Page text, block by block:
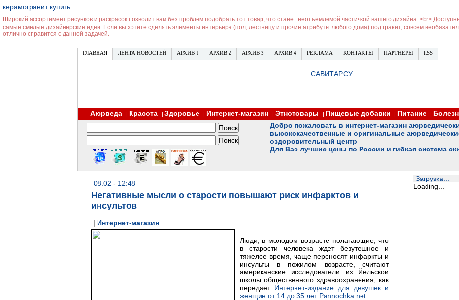
керамогранит купить
Широкий ассортимент рисунков и раскрасок позволит вам без проблем подобрать тот товар, что станет неотъемлемой частичкой вашего дизайна. <br>
самые смелые дизайнерские идеи. Если вы хотите сделать элементы интерьера (пол, лестницу и прочие атрибуты любого дома) под гранит, совсем
отлично справится с данной задачей.
ГЛАВНАЯ ЛЕНТА НОВОСТЕЙ АРХИВ 1 АРХИВ 2 АРХИВ 3 АРХИВ 4 РЕКЛАМА КОНТАКТЫ ПАРТНЕРЫ RSS
САВИТАР.СУ
Аюрведа | Красота | Здоровье | Интернет-магазин | Этнотовары | Пищевые добавки | Питание |
Добро пожаловать в интернет-магазин
высококачественные и оригинальные
оздоровительный центр
Для Вас лучшие цены по России и гибкая система
08.02 - 12:48
Негативные мысли о старости повышают риск инфарктов и
инсультов
| Интернет-магазин
Люди, в молодом возрасте полагающие, что
в старости человека ждет безутешное и
тяжелое время, чаще переносят инфаркты и
инсульты в пожилом возрасте, считают
американские исследователи из Йельской
школы общественного здравоохранения, как
передает Интернет-издание для девушек и
женщин от 14 до 35 лет Pannochka.net
Загрузка...
Loading...